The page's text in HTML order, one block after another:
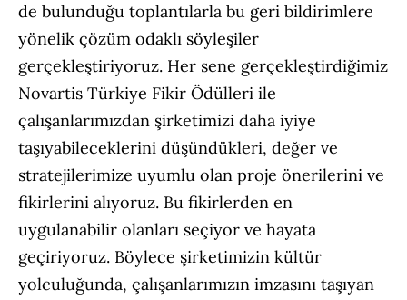
de bulunduğu toplantılarla bu geri bildirimlere
yönelik çözüm odaklı söyleşiler
gerçekleştiriyoruz. Her sene gerçekleştirdiğimiz
Novartis Türkiye Fikir Ödülleri ile
çalışanlarımızdan şirketimizi daha iyiye
taşıyabileceklerini düşündükleri, değer ve
stratejilerimize uyumlu olan proje önerilerini ve
fikirlerini alıyoruz. Bu fikirlerden en
uygulanabilir olanları seçiyor ve hayata
geçiriyoruz. Böylece şirketimizin kültür
yolculuğunda, çalışanlarımızın imzasını taşıyan